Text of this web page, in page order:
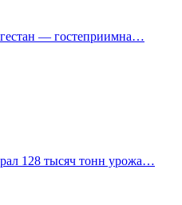
— гостеприимна…
128 тысяч тонн урожа…